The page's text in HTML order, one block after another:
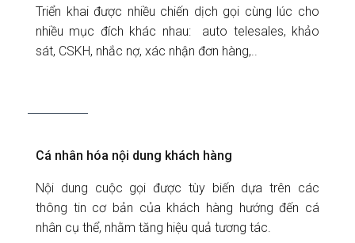
Triển khai được nhiều chiến dịch gọi cùng lúc cho
nhiều mục đích khác nhau: auto telesales, khảo
sát, CSKH, nhắc nợ, xác nhận đơn hàng,..
Cá nhân hóa nội dung khách hàng
Nội dung cuộc gọi được tùy biến dựa trên các
thông tin cơ bản của khách hàng hướng đến cá
nhân cụ thể, nhằm tăng hiệu quả tương tác.